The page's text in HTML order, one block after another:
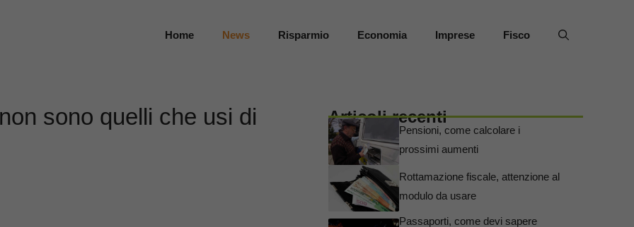
Home News Risparmio Economia Imprese Fisco
sono quelli che usi di
Articoli recenti
Pensioni, come calcolare i
prossimi aumenti
Rottamazione fiscale, attenzione al
modulo da usare
Passaporti, come devi sapere